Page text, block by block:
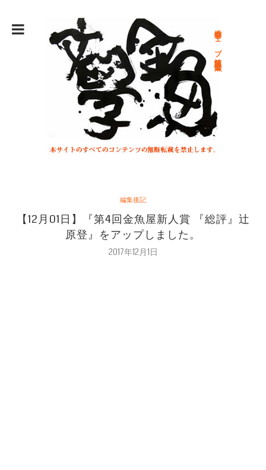
総合文学ウェブ情報誌 文学金魚
編集後記
【12月01日】『第4回金魚屋新人賞 『総評』辻
原登』をアップしました。
2017年12月1日